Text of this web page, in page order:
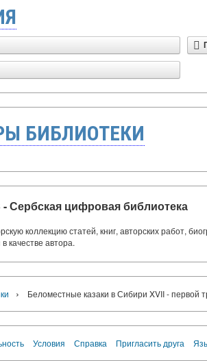
БИБЛИОТЕКИ
- Сербская цифровая библиотека
коллекцию статей, книг, авторских работ,
качестве автора.
› Беломестные казаки в Сибири XVII - первой
Условия Справка Пригласить друга